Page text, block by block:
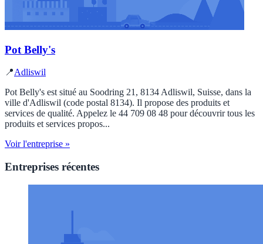
Pot Belly's
📍Adliswil
Pot Belly's est situé au Soodring 21, 8134 Adliswil, Suisse, dans la
ville d'Adliswil (code postal 8134). Il propose des produits et
services de qualité. Appelez le 44 709 08 48 pour découvrir tous les
produits et services propos...
Voir l'entreprise »
Entreprises récentes